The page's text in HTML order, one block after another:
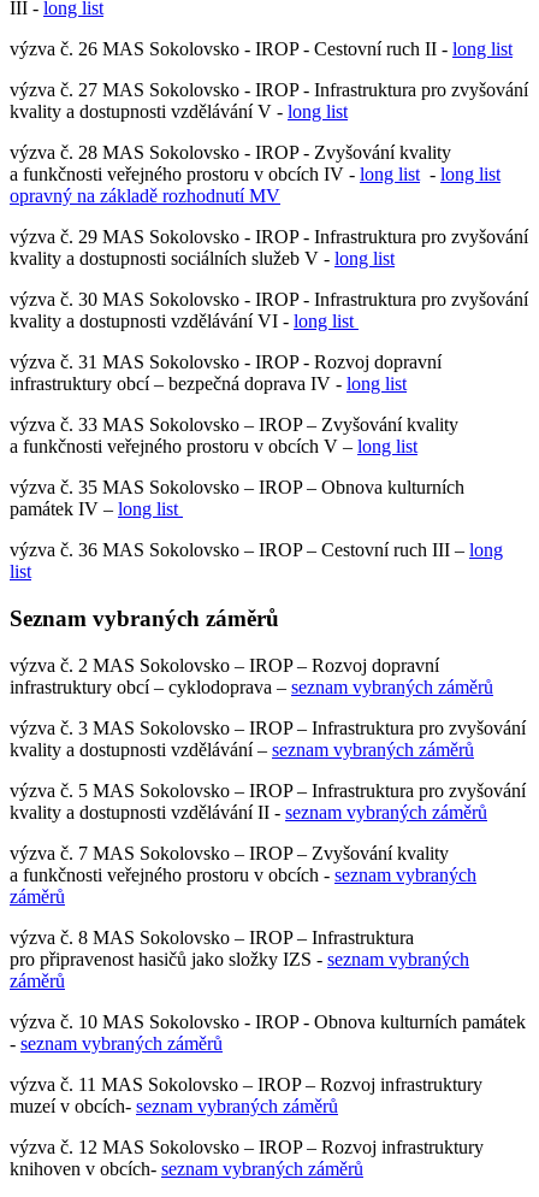
III - long list
výzva č. 26 MAS Sokolovsko - IROP - Cestovní ruch II - long list
výzva č. 27 MAS Sokolovsko - IROP - Infrastruktura pro zvyšování
kvality a dostupnosti vzdělávání V - long list
výzva č. 28 MAS Sokolovsko - IROP - Zvyšování kvality
a funkčnosti veřejného prostoru v obcích IV - long list - long list
opravný na základě rozhodnutí MV
výzva č. 29 MAS Sokolovsko - IROP - Infrastruktura pro zvyšování
kvality a dostupnosti sociálních služeb V - long list
výzva č. 30 MAS Sokolovsko - IROP - Infrastruktura pro zvyšování
kvality a dostupnosti vzdělávání VI - long list
výzva č. 31 MAS Sokolovsko - IROP - Rozvoj dopravní
infrastruktury obcí – bezpečná doprava IV - long list
výzva č. 33 MAS Sokolovsko – IROP – Zvyšování kvality
a funkčnosti veřejného prostoru v obcích V – long list
výzva č. 35 MAS Sokolovsko – IROP – Obnova kulturních
památek IV – long list
výzva č. 36 MAS Sokolovsko – IROP – Cestovní ruch III – long
list
Seznam vybraných záměrů
výzva č. 2 MAS Sokolovsko – IROP – Rozvoj dopravní
infrastruktury obcí – cyklodoprava – seznam vybraných záměrů
výzva č. 3 MAS Sokolovsko – IROP – Infrastruktura pro zvyšování
kvality a dostupnosti vzdělávání – seznam vybraných záměrů
výzva č. 5 MAS Sokolovsko – IROP – Infrastruktura pro zvyšování
kvality a dostupnosti vzdělávání II - seznam vybraných záměrů
výzva č. 7 MAS Sokolovsko – IROP – Zvyšování kvality
a funkčnosti veřejného prostoru v obcích - seznam vybraných
záměrů
výzva č. 8 MAS Sokolovsko – IROP – Infrastruktura
pro připravenost hasičů jako složky IZS - seznam vybraných
záměrů
výzva č. 10 MAS Sokolovsko - IROP - Obnova kulturních památek
- seznam vybraných záměrů
výzva č. 11 MAS Sokolovsko – IROP – Rozvoj infrastruktury
muzeí v obcích- seznam vybraných záměrů
výzva č. 12 MAS Sokolovsko – IROP – Rozvoj infrastruktury
knihoven v obcích- seznam vybraných záměrů